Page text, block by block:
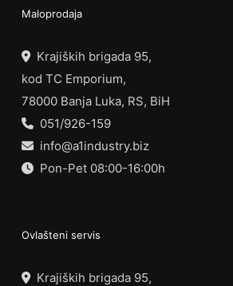
Maloprodaja
Krajiških brigada 95,
kod TC Emporium,
78000 Banja Luka, RS, BiH
051/926-159
info@a1industry.biz
Pon-Pet 08:00-16:00h
Ovlašteni servis
Krajiških brigada 95,